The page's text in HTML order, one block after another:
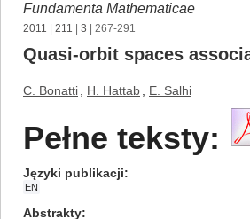
Fundamenta Mathematicae
2011 211 3 | 267-291
Quasi-orbit spaces
C. Bonatti H. Hattab E. Salhi
Pełne teksty:
Języki publikacji
EN
Abstrakty